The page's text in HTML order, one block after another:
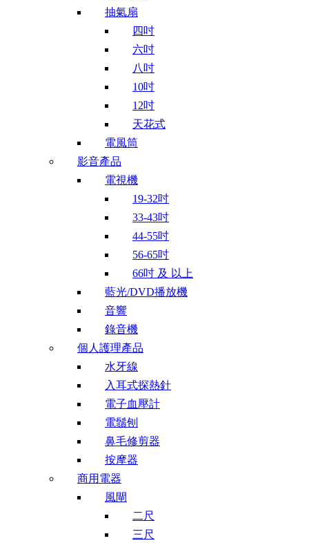
抽氣扇
四吋
六吋
八吋
10吋
12吋
天花式
電風筒
影音產品
電視機
19-32吋
33-43吋
44-55吋
56-65吋
66吋 及 以上
藍光/DVD播放機
音響
錄音機
個人護理產品
水牙線
入耳式探熱針
電子血壓計
電鬚刨
鼻毛修剪器
按摩器
商用電器
風閘
二尺
三尺